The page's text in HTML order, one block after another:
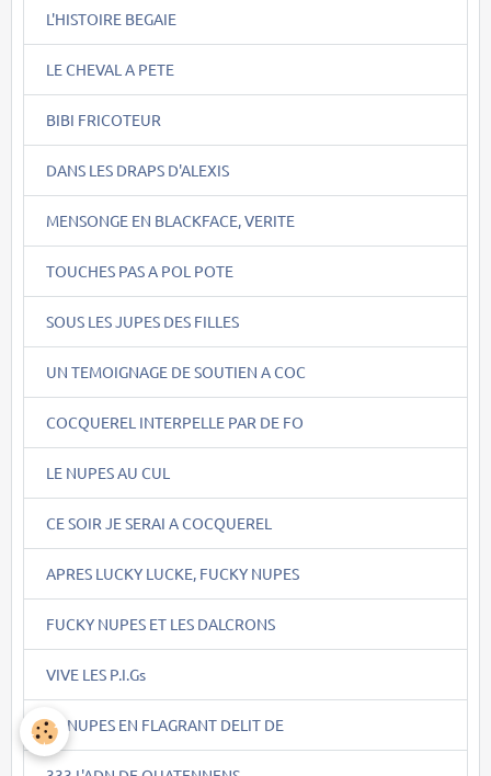
L'HISTOIRE BEGAIE
LE CHEVAL A PETE
BIBI FRICOTEUR
DANS LES DRAPS D'ALEXIS
MENSONGE EN BLACKFACE, VERITE
TOUCHES PAS A POL POTE
SOUS LES JUPES DES FILLES
UN TEMOIGNAGE DE SOUTIEN A COC
COCQUEREL INTERPELLE PAR DE FO
LE NUPES AU CUL
CE SOIR JE SERAI A COCQUEREL
APRES LUCKY LUCKE, FUCKY NUPES
FUCKY NUPES ET LES DALCRONS
VIVE LES P.I.Gs
LA NUPES EN FLAGRANT DELIT DE